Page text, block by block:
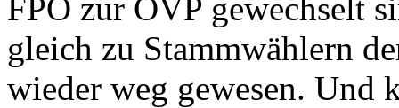
FPÖ zur ÖVP gewechselt
gleich zu Stammwählern
wieder weg gewesen. Und